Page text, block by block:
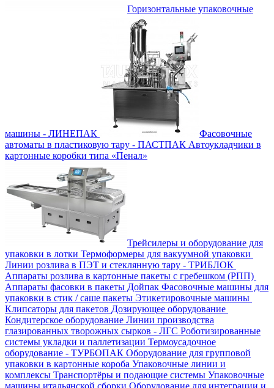
Горизонтальные упаковочные
машины - ЛИНЕПАК
Фасовочные
автоматы в пластиковую тару - ПАСТПАК Автоукладчики в
картонные коробки типа «Пенал»
Трейсилеры и оборудование для
упаковки в лотки Термоформеры для вакуумной упаковки
Линии розлива в ПЭТ и стеклянную тару - ТРИБЛОК
Аппараты розлива в картонные пакеты с гребешком (РПП)
Аппараты фасовки в пакеты Дойпак Фасовочные машины для
упаковки в стик / саше пакеты Этикетировочные машины
Клипсаторы для пакетов Дозирующее оборудование
Кондитерское оборудование Линии производства
глазированных творожных сырков - ЛГС Роботизированные
системы укладки и паллетизации Термоусадочное
оборудование - ТУРБОПАК Оборудование для групповой
упаковки в картонные короба Упаковочные линии и
комплексы Транспортёры и подающие системы Упаковочные
машины итальянской сборки Оборудование для интеграции и